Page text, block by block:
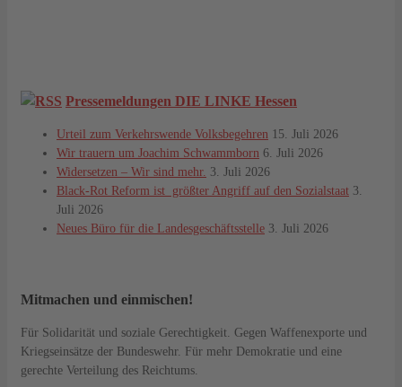
Pressemeldungen DIE LINKE Hessen
Urteil zum Verkehrswende Volksbegehren 15. Juli 2026
Wir trauern um Joachim Schwammborn 6. Juli 2026
Widersetzen – Wir sind mehr. 3. Juli 2026
Black-Rot Reform ist größter Angriff auf den Sozialstaat 3.
Juli 2026
Neues Büro für die Landesgeschäftsstelle 3. Juli 2026
Mitmachen und einmischen!
Für Solidarität und soziale Gerechtigkeit. Gegen Waffenexporte und
Kriegseinsätze der Bundeswehr. Für mehr Demokratie und eine
gerechte Verteilung des Reichtums.